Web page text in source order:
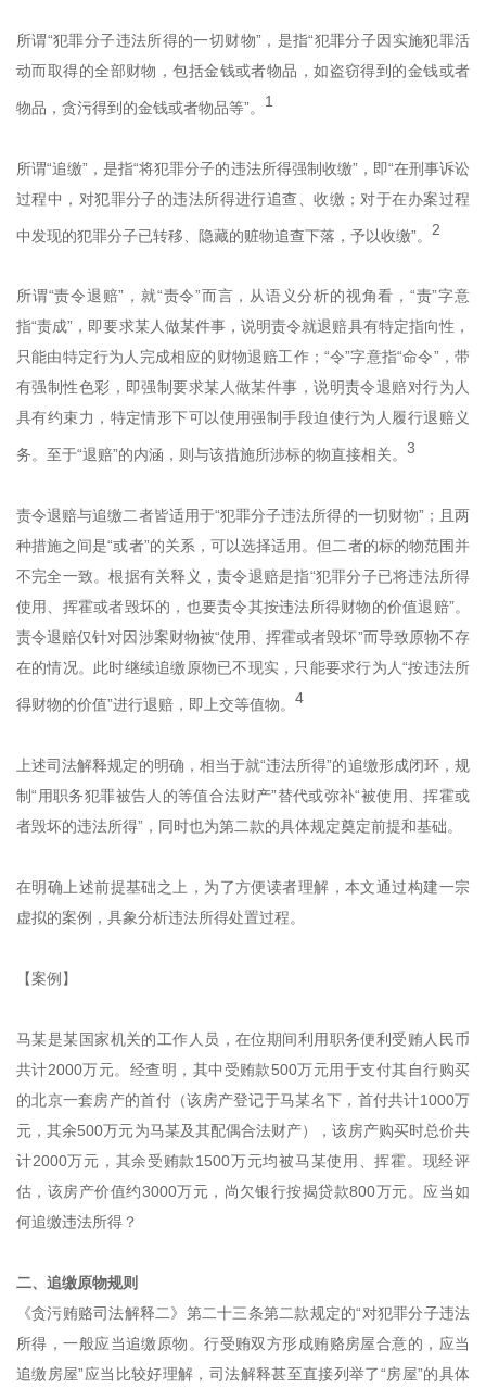
所谓“犯罪分子违法所得的一切财物”，是指“犯罪分子因实施犯罪活
动而取得的全部财物，包括金钱或者物品，如盗窃得到的金钱或者
物品，贪污得到的金钱或者物品等”。 1
所谓“追缴”，是指“将犯罪分子的违法所得强制收缴”，即“在刑事诉讼
过程中，对犯罪分子的违法所得进行追查、收缴；对于在办案过程
中发现的犯罪分子已转移、隐藏的赃物追查下落，予以收缴”。 2
所谓“责令退赔”，就“责令”而言，从语义分析的视角看，“责”字意
指“责成”，即要求某人做某件事，说明责令就退赔具有特定指向性，
只能由特定行为人完成相应的财物退赔工作；“令”字意指“命令”，带
有强制性色彩，即强制要求某人做某件事，说明责令退赔对行为人
具有约束力，特定情形下可以使用强制手段迫使行为人履行退赔义
务。至于“退赔”的内涵，则与该措施所涉标的物直接相关。 3
责令退赔与追缴二者皆适用于“犯罪分子违法所得的一切财物”；且两
种措施之间是“或者”的关系，可以选择适用。但二者的标的物范围并
不完全一致。根据有关释义，责令退赔是指“犯罪分子已将违法所得
使用、挥霍或者毁坏的，也要责令其按违法所得财物的价值退赔”。
责令退赔仅针对因涉案财物被“使用、挥霍或者毁坏”而导致原物不存
在的情况。此时继续追缴原物已不现实，只能要求行为人“按违法所
得财物的价值”进行退赔，即上交等值物。 4
上述司法解释规定的明确，相当于就“违法所得”的追缴形成闭环，规
制“用职务犯罪被告人的等值合法财产”替代或弥补“被使用、挥霍或
者毁坏的违法所得”，同时也为第二款的具体规定奠定前提和基础。
在明确上述前提基础之上，为了方便读者理解，本文通过构建一宗
虚拟的案例，具象分析违法所得处置过程。
【案例】
马某是某国家机关的工作人员，在位期间利用职务便利受贿人民币
共计2000万元。经查明，其中受贿款500万元用于支付其自行购买
的北京一套房产的首付（该房产登记于马某名下，首付共计1000万
元，其余500万元为马某及其配偶合法财产），该房产购买时总价共
计2000万元，其余受贿款1500万元均被马某使用、挥霍。现经评
估，该房产价值约3000万元，尚欠银行按揭贷款800万元。应当如
何追缴违法所得？
二、追缴原物规则
《贪污贿赂司法解释二》第二十三条第二款规定的“对犯罪分子违法
所得，一般应当追缴原物。行受贿双方形成贿赂房屋合意的，应当
追缴房屋”应当比较好理解，司法解释甚至直接列举了“房屋”的具体